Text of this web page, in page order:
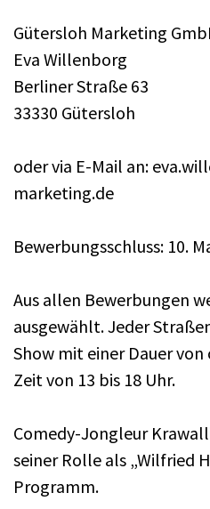
Gütersloh Marketing
Eva Willenborg
Berliner Straße 63
33330 Gütersloh
oder via E-Mail an:
marketing.de
Bewerbungsschluss: 10.
Aus allen Bewerbungen
ausgewählt. Jeder
Show mit einer Dauer von
Zeit von 13 bis 18 Uhr.
Comedy-Jongleur
seiner Rolle als „Wilfried
Programm.